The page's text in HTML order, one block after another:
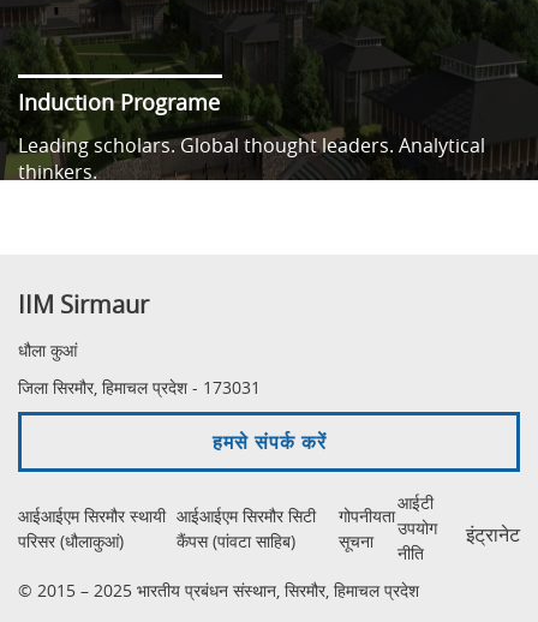
Induction Programe
Leading scholars. Global thought leaders. Analytical
thinkers.
IIM Sirmaur
धौला कुआं
जिला सिरमौर, हिमाचल प्रदेश - 173031
हमसे संपर्क करें
आईआईएम सिरमौर स्थायी
परिसर (धौलाकुआं)
आईआईएम सिरमौर सिटी
कैंपस (पांवटा साहिब)
गोपनीयता
सूचना
आईटी
उपयोग
नीति
इंट्रानेट
© 2015 – 2025 भारतीय प्रबंधन संस्थान, सिरमौर, हिमाचल प्रदेश